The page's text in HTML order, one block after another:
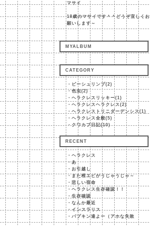
マサイ
18歳のマサイです＾＾どうぞ宜しくお
願いします～
MYALBUM
CATEGORY
・ ビーシュリンプ(2)
・色虫(2)
・ ヘラクレスリッキー(1)
・ ヘラクレスヘラクレス(2)
・ ヘラクレストリニダーデンシス(1)
・ ヘラクレス全般(5)
・クワカブ日記(10)
RECENT
・ ヘラクレス
・あ
・ お引越し
・また稚エビがうじゃうじゃ～
・ 悲しい宿命
・ ヘラクレス生存確認！！
・ 生存確認
・ なんか最近
・インスラリス
・ パプキン達よー（アホな失敗